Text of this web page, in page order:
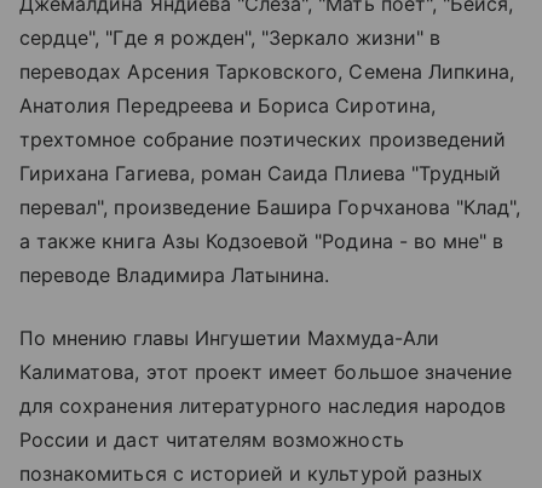
сердце", "Где я рожден", "Зеркало жизни" в
переводах Арсения Тарковского, Семена Липкина,
Анатолия Передреева и Бориса Сиротина,
трехтомное собрание поэтических произведений
Гирихана Гагиева, роман Саида Плиева "Трудный
перевал", произведение Башира Горчханова "Клад",
а также книга Азы Кодзоевой "Родина - во мне" в
переводе Владимира Латынина.
По мнению главы Ингушетии Махмуда-Али
Калиматова, этот проект имеет большое значение
для сохранения литературного наследия народов
России и даст читателям возможность
познакомиться с историей и культурой разных